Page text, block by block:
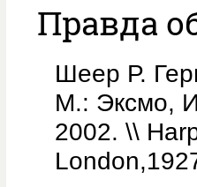
Правда
Шеер Р.
М.: Эксмо,
2002. \\